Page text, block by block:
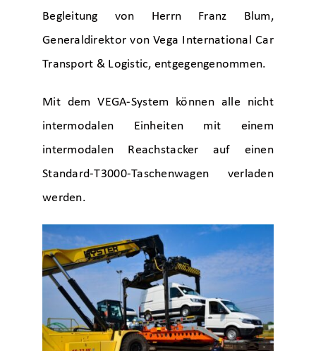
Begleitung von Herrn Franz Blum,
Generaldirektor von Vega International Car
Transport & Logistic, entgegengenommen.
Mit dem VEGA-System können alle nicht
intermodalen Einheiten mit einem
intermodalen Reachstacker auf einen
Standard-T3000-Taschenwagen verladen
werden.